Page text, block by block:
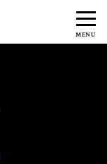
MENU
>ロ